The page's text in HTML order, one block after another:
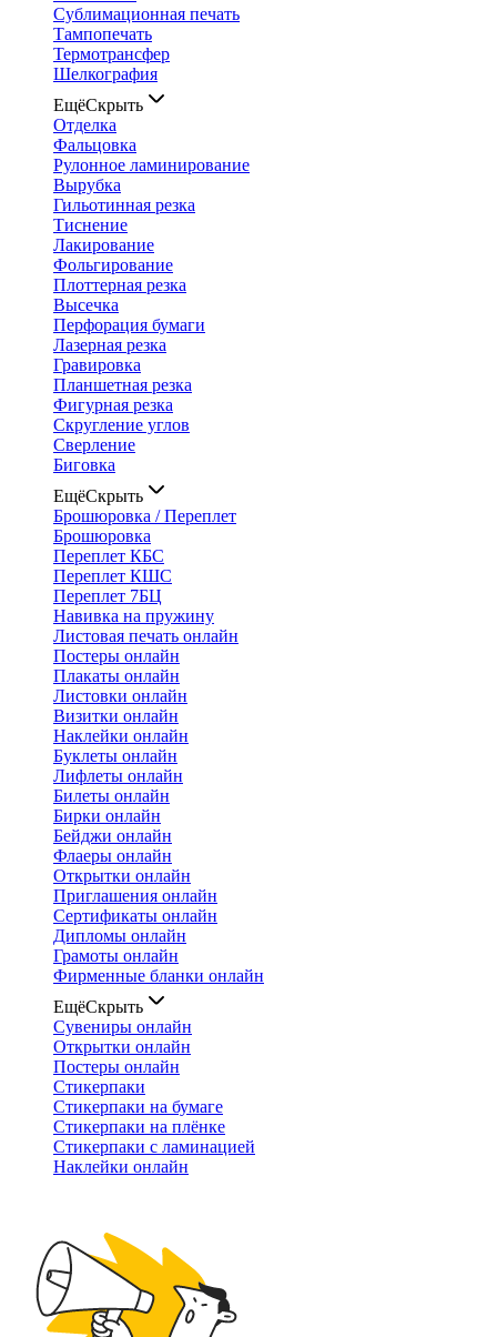
Сублимационная печать
Тампопечать
Термотрансфер
Шелкография
ЕщёСкрыть
Отделка
Фальцовка
Рулонное ламинирование
Вырубка
Гильотинная резка
Тиснение
Лакирование
Фольгирование
Плоттерная резка
Высечка
Перфорация бумаги
Лазерная резка
Гравировка
Планшетная резка
Фигурная резка
Скругление углов
Сверление
Биговка
ЕщёСкрыть
Брошюровка / Переплет
Брошюровка
Переплет КБС
Переплет КШС
Переплет 7БЦ
Навивка на пружину
Листовая печать онлайн
Постеры онлайн
Плакаты онлайн
Листовки онлайн
Визитки онлайн
Наклейки онлайн
Буклеты онлайн
Лифлеты онлайн
Билеты онлайн
Бирки онлайн
Бейджи онлайн
Флаеры онлайн
Открытки онлайн
Приглашения онлайн
Сертификаты онлайн
Дипломы онлайн
Грамоты онлайн
Фирменные бланки онлайн
ЕщёСкрыть
Сувениры онлайн
Открытки онлайн
Постеры онлайн
Стикерпаки
Стикерпаки на бумаге
Стикерпаки на плёнке
Стикерпаки с ламинацией
Наклейки онлайн